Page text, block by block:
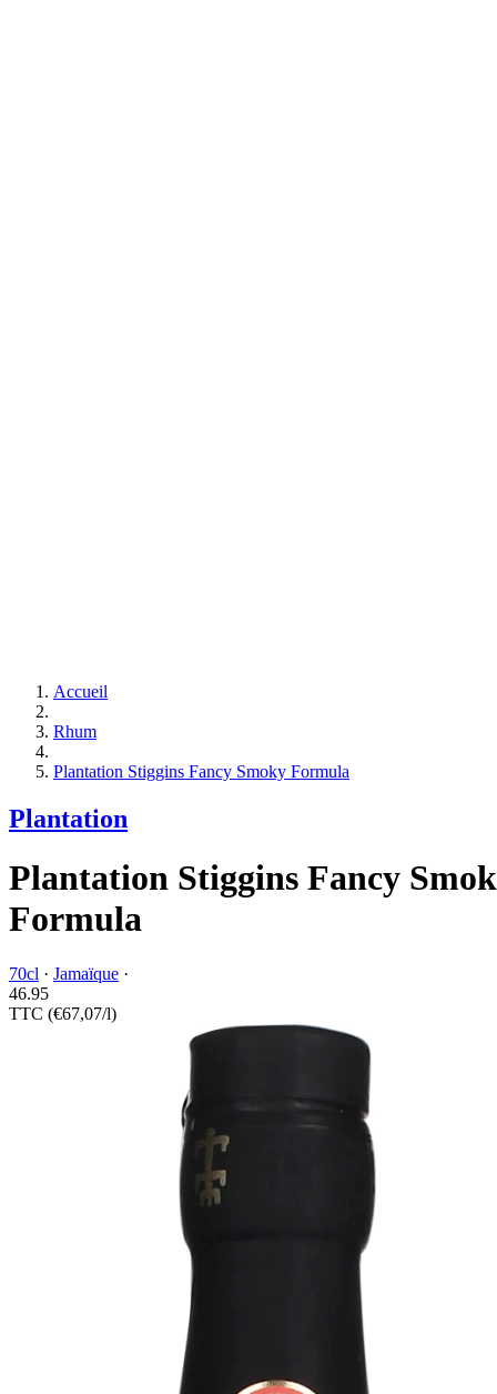
Accueil
Rhum
Plantation Stiggins Fancy Smoky Formula
Plantation
Plantation Stiggins Fancy
Formula
70cl · Jamaïque ·
46.95
TTC (€67,07/l)